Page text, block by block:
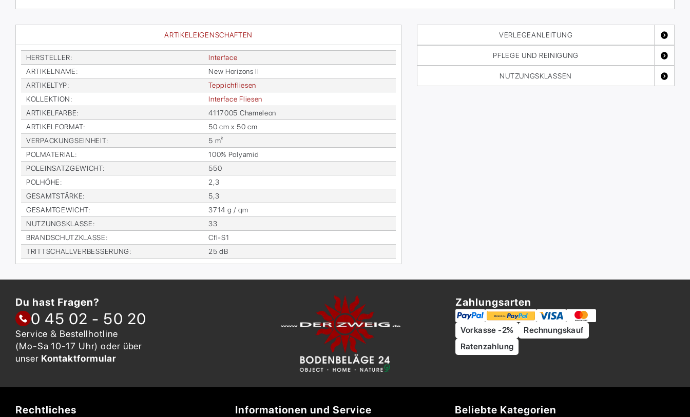
ARTIKELEIGENSCHAFTEN
HER­STEL­LER:
In­ter­face
AR­TI­KEL­NA­ME:
New Ho­ri­zons II
AR­TI­KEL­TYP:
Tep­pich­flie­sen
KOL­LEK­TI­ON:
In­ter­face Flie­sen
AR­TI­KEL­FAR­BE:
4117005 Cha­me­le­on
AR­TI­KEL­FOR­MAT:
50 cm x 50 cm
VER­PA­CKUNGS­EIN­HEIT:
5 m²
POL­MA­TE­RI­AL:
100% Po­ly­amid
POL­EIN­SATZ­GE­WICHT:
550
POL­HÖ­HE:
2,3
GE­SAMT­STÄR­KE:
5,3
GE­SAMT­GE­WICHT:
3714 g / qm
NUT­ZUNGS­KLAS­SE:
33
BRAND­SCHUTZ­KLAS­SE:
Cfl-S1
TRITT­SCHALL­VER­BES­SE­RUNG: 25 dB
VERLEGEANLEITUNG
PFLEGE UND REINIGUNG
NUTZUNGSKLASSEN
Du hast Fragen?
0 45 02 - 50 20
Service & Bestellhotline
(Mo-Sa 10-17 Uhr) oder über
unser Kontaktformular
Zahlungsarten
Vorkasse -2%
Rechnungskauf
Ratenzahlung
Rechtliches Informationen und Service Beliebte Kategorien